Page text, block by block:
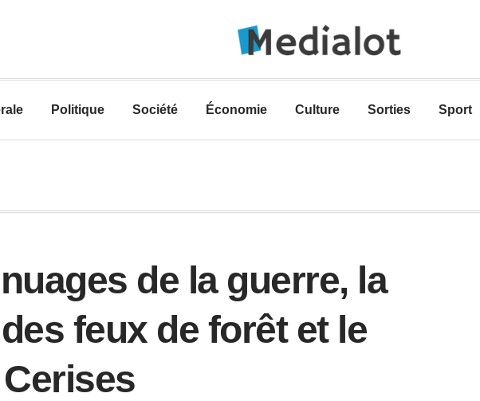
Politique Société Économie Culture Sorties Sport
de la guerre, la
feux de forêt et le